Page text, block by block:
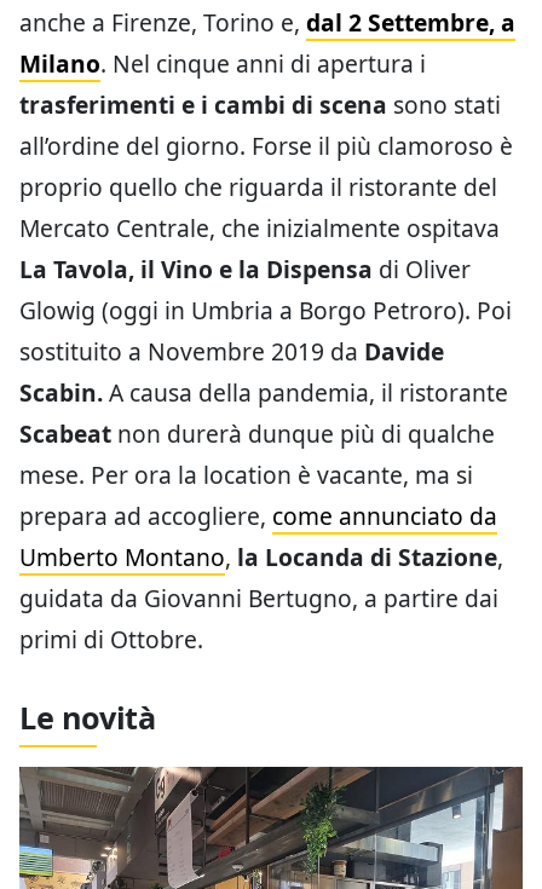
anche a Firenze, Torino e, dal 2 Settembre, a
Milano. Nel cinque anni di apertura i
trasferimenti e i cambi di scena sono stati
all’ordine del giorno. Forse il più clamoroso è
proprio quello che riguarda il ristorante del
Mercato Centrale, che inizialmente ospitava
La Tavola, il Vino e la Dispensa di Oliver
Glowig (oggi in Umbria a Borgo Petroro). Poi
sostituito a Novembre 2019 da Davide
Scabin.A causa della pandemia, il ristorante
Scabeat non durerà dunque più di qualche
mese. Per ora la location è vacante, ma si
prepara ad accogliere, come annunciato da
Umberto Montano, la Locanda di Stazione,
guidata da Giovanni Bertugno, a partire dai
primi di Ottobre.
Le novità